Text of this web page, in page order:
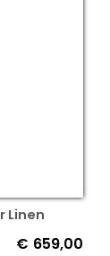
Linen
€ 659,00